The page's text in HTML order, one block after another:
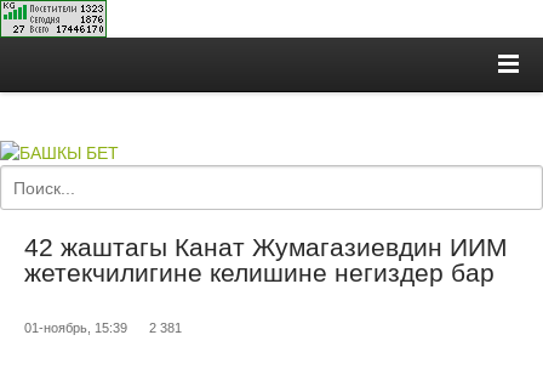
42 жаштагы Канат Жумагазиевдин ИИМ
жетекчилигине келишине негиздер бар
01-ноябрь, 15:39 2 381